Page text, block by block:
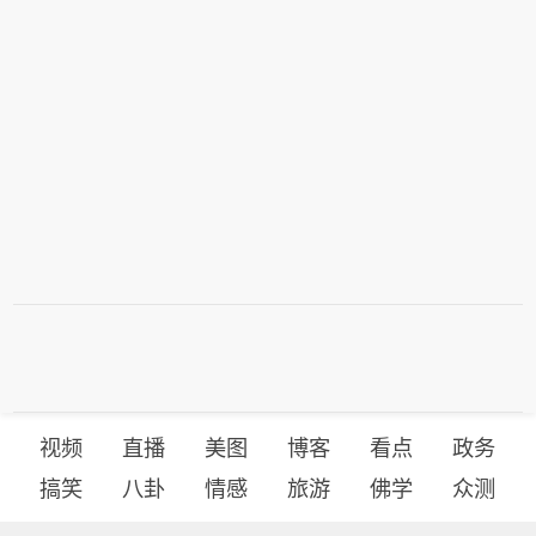
视频 直播 美图 博客 看点
政务
搞笑
八卦 情感 旅游 佛学 众测